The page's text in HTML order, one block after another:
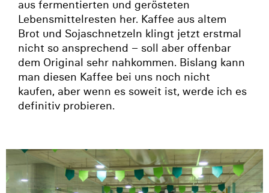
aus fermentierten und gerösteten
Lebensmittelresten her. Kaffee aus altem
Brot und Sojaschnetzeln klingt jetzt erstmal
nicht so ansprechend – soll aber offenbar
dem Original sehr nahkommen. Bislang kann
man diesen Kaffee bei uns noch nicht
kaufen, aber wenn es soweit ist, werde ich es
definitiv probieren.